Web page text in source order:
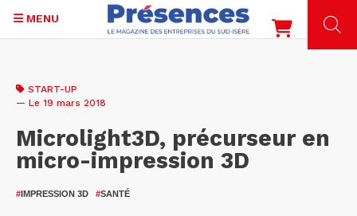
contenu
MENU
START-UP
— Le 19 mars 2018
Microlight3D, précurseur en
micro-impression 3D
#IMPRESSION 3D #SANTÉ